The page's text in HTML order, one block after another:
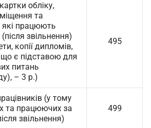
обліку,
та
які працюють
звільнення)
копії дипломів,
є підставою для
питань
– 3 р.)
495
(у тому
та працюючих за
звільнення)
499